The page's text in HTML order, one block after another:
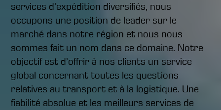
services d’expédition diversifiés, nous
occupons une position de leader sur le
marché dans notre région et nous nous
sommes fait un nom dans ce domaine. Notre
objectif est d’offrir à nos clients un service
global concernant toutes les questions
relatives au transport et à la logistique. Une
fiabilité absolue et les meilleurs services de